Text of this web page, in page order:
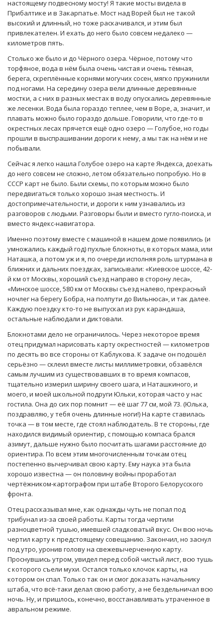
настоящему подвесному мосту! Я такие мосты видела в
Прибалтике и в Закарпатье. Мост над Ворей был не такой
высокий и длинный, но тоже раскачивался, и этим был
привлекателен. И ехать до него было совсем недалеко —
километров пять.
Столько же было и до Чёрного озера. Чёрное, потому что
торфяное, вода в нём была очень чистая и очень тёмная,
берега, скреплённые корнями могучих сосен, мягко пружинили
под ногами. На середину озера вели длинные деревянные
мостки, а с них в разных местах в воду опускались деревянные
же лесенки. Вода была гораздо теплее, чем в Воре, а, значит, и
плавать можно было гораздо дольше. Говорили, что где-то в
окрестных лесах прячется ещё одно озеро — Голубое, но годы
прошли в выспрашивании дороги к нему, а мы так на нём и не
побывали.
Сейчас я легко нашла Голубое озеро на карте Яндекса, доехать
до него совсем не сложно, летом обязательно попробую. Но в
СССР карт не было. Были схемы, по которым можно было
передвигаться только хорошо зная местность. И
достопримечательности, и дороги к ним узнавались из
разговоров с людьми. Разговоры были и вместо гугло-поиска, и
вместо яндекс-навигатора.
Именно поэтому вместе с машиной в нашем доме появились (и
умножались каждый год) пухлые блокноты, в которых мама, или
Наташка, а потом уж и я, по очереди исполняя роль штурмана в
ближних и дальних поездках, записывали: «Киевское шоссе, 42-
й км от Москвы, хороший съезд направо в сторону леса»,
«Минское шоссе, 580 км от Москвы съезд налево, прекрасный
ночлег на берегу Бобра, на полпути до Вильнюса», и так далее.
Каждую поездку кто-то не выпускал из рук карандаша,
остальные наблюдали и диктовали.
Блокнотами дело не ограничилось. Через некоторое время
отец придумал нарисовать карту окрестностей — километров
по десять во все стороны от Каблукова. К задаче он подошёл
серьёзно — склеил вместе листы миллиметровки, обзавёлся
самым лучшим из существовавших в то время компасов,
тщательно измерил ширину своего шага, и Наташкиного, и
моего, и моей школьной подруги Юльки, которая часто у нас
гостила. Она до сих пор помнит — её шаг 77 см, мой 73. (Юлька,
поздравляю, у тебя очень длинные ноги!) На карте ставилась
точка — в том месте, где стоял наблюдатель. В те стороны, где
находился видимый ориентир, с помощью компаса брался
азимут, дальше нужно было посчитать шагами расстояние до
ориентира. По всем этим многочисленным точкам отец
постепенно вычерчивал свою карту. Ему наука эта была
хорошо известна — он половину войны проработал
чертёжником-картографом при штабе Второго Белорусского
фронта.
Отец рассказывал мне, как однажды чуть не попал под
трибунал из-за своей работы. Карты тогда чертили
разноцветной тушью, имевшей сладковатый вкус. Он всю ночь
чертил карту к предстоящему совещанию. Закончил, но заснул
под утро, уронив голову на свежевычерченную карту.
Проснувшись утром, увидел перед собой чистый лист, всю тушь
с которого съели мухи. Остался только клочок карты, на
котором он спал. Только так он и смог доказать начальнику
штаба, что всё-таки делал свою работу, а не бездельничал всю
ночь. Ну, и пришлось, конечно, восстанавливать утраченное в
авральном режиме.